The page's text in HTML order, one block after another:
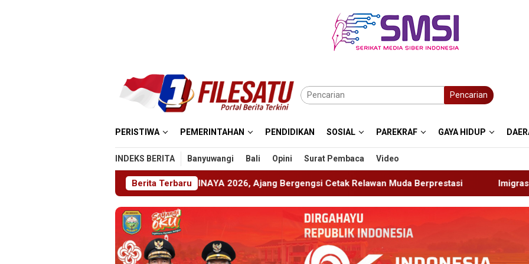
Pencarian
PERISTIWA PEMERINTAHAN PENDIDIKAN SOSIAL PAREKRAF GAYA HIDUP
INDEKS BERITA Banyuwangi Bali Opini Surat Pembaca Video
Berita Terbaru
Gelar ABHINAYA 2026, Ajang Bergengsi Cetak Relawan Muda Berprestasi Imigrasi Ponorogo Deportasi Satu